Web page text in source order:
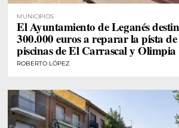
MUNICIPIOS
El Ayuntamiento de Leganés
300.000 euros a reparar la pista
piscinas de El Carrascal y Olimpia
ROBERTO LÓPEZ